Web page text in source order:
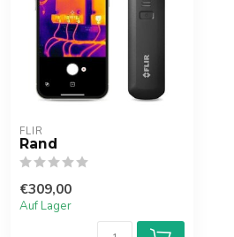
FLIR
Rand
€309,00
Auf Lager